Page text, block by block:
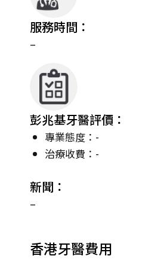
服務時間：
–
彭兆基牙醫評價：
專業態度：-
治療收費：-
新聞：
–
香港牙醫費用